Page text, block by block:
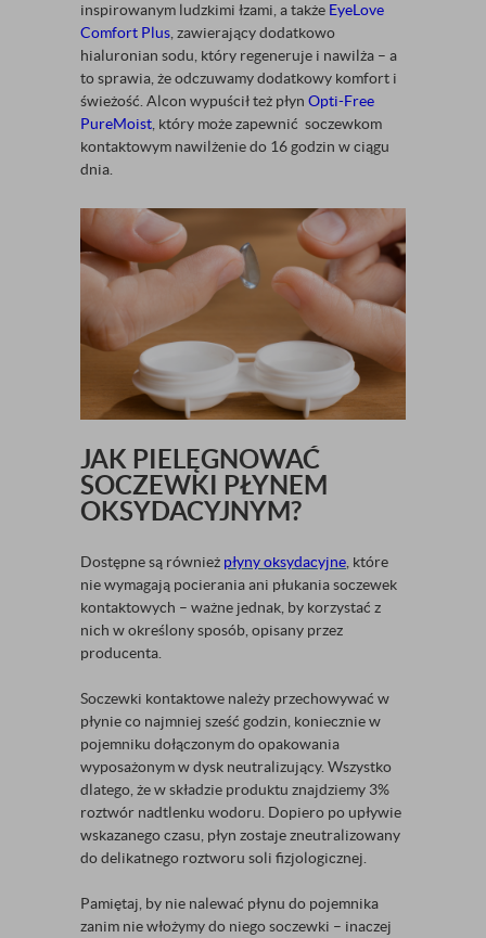
inspirowanym ludzkimi łzami, a także EyeLove
Comfort Plus , zawierający dodatkowo
hialuronian sodu, który regeneruje i nawilża – a
to sprawia, że odczuwamy dodatkowy komfort i
świeżość. Alcon wypuścił też płyn Opti-Free
PureMoist , który może zapewnić soczewkom
kontaktowym nawilżenie do 16 godzin w ciągu
dnia.
JAK PIELĘGNOWAĆ
SOCZEWKI PŁYNEM
OKSYDACYJNYM?
Dostępne są również płyny oksydacyjne , które
nie wymagają pocierania ani płukania soczewek
kontaktowych – ważne jednak, by korzystać z
nich w określony sposób, opisany przez
producenta.
Soczewki kontaktowe należy przechowywać w
płynie co najmniej sześć godzin, koniecznie w
pojemniku dołączonym do opakowania
wyposażonym w dysk neutralizujący. Wszystko
dlatego, że w składzie produktu znajdziemy 3%
roztwór nadtlenku wodoru. Dopiero po upływie
wskazanego czasu, płyn zostaje zneutralizowany
do delikatnego roztworu soli fizjologicznej.
Pamiętaj, by nie nalewać płynu do pojemnika
zanim nie włożymy do niego soczewki – inaczej